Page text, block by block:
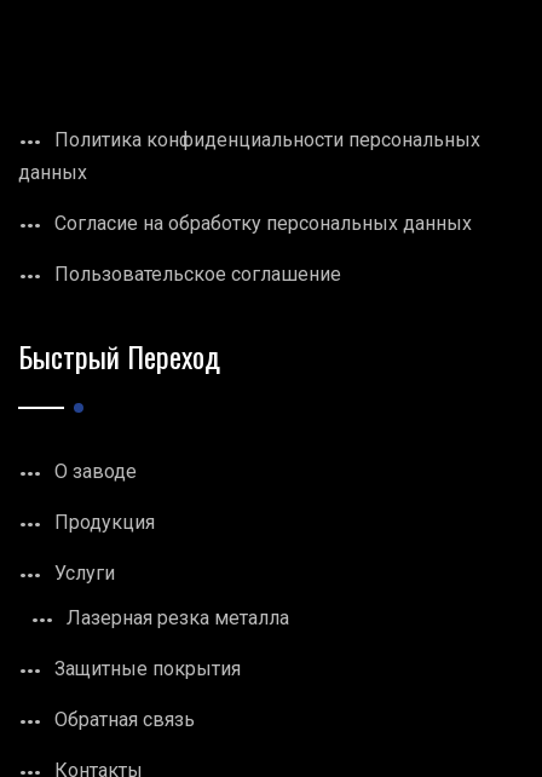
Политика конфиденциальности персональных
данных
Согласие на обработку персональных данных
Пользовательское соглашение
Быстрый Переход
О заводе
Продукция
Услуги
Лазерная резка металла
Защитные покрытия
Обратная связь
Контакты